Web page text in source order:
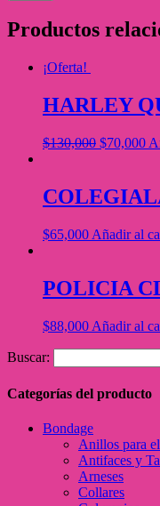
Productos
¡Oferta!
HARLEY
$130,000 $70,000
$65,000 Añadir al
POLICIA
$88,000 Añadir al
Buscar:
Categorías del producto
Bondage
Anillos para
Antifaces y
Arneses
Collares